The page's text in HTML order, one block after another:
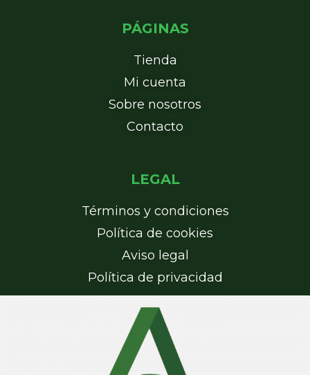
PÁGINAS
Tienda
Mi cuenta
Sobre nosotros
Contacto
LEGAL
Términos y condiciones
Política de cookies
Aviso legal
Política de privacidad